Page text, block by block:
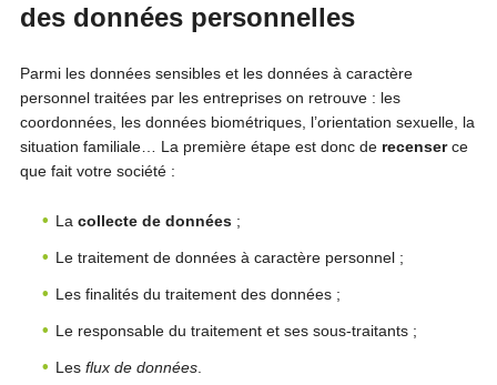
des données personnelles
Parmi les données sensibles et les données à caractère
personnel traitées par les entreprises on retrouve : les
coordonnées, les données biométriques, l’orientation sexuelle, la
situation familiale… La première étape est donc de recenserce
que fait votre société :
La collecte de données;
Le traitement de données à caractère personnel ;
Les finalités du traitement des données ;
Le responsable du traitement et ses sous-traitants ;
Les flux de données.